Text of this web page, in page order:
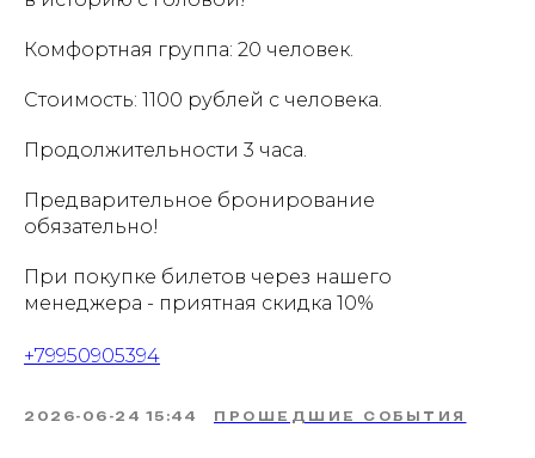
Комфортная группа: 20 человек.
Стоимость: 1100 рублей с человека.
Продолжительности 3 часа.
Предварительное бронирование
обязательно!
При покупке билетов через нашего
менеджера - приятная скидка 10%
+79950905394
2026-06-24 15:44 ПРОШЕДШИЕ СОБЫТИЯ